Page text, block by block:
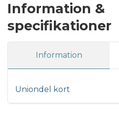
Information &
specifikationer
Information
Uniondel kort